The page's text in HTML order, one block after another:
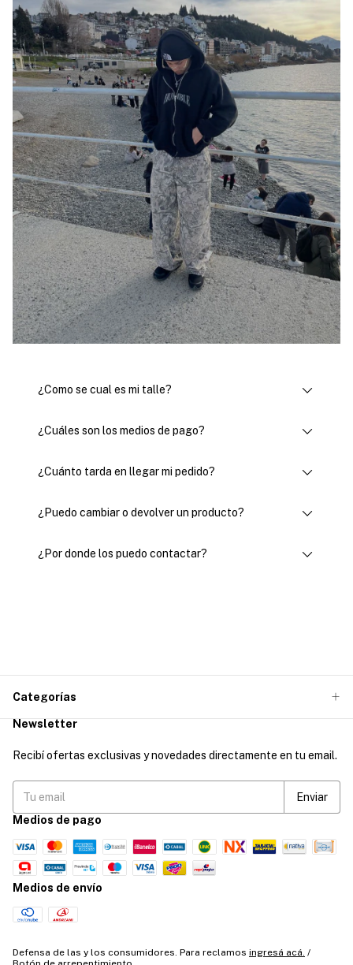
¿Como se cual es mi talle?
¿Cuáles son los medios de pago?
¿Cuánto tarda en llegar mi pedido?
¿Puedo cambiar o devolver un producto?
¿Por donde los puedo contactar?
Categorías
Newsletter
Recibí ofertas exclusivas y novedades directamente en tu email.
Medios de pago
Medios de envío
Defensa de las y los consumidores. Para reclamos ingresá acá. /